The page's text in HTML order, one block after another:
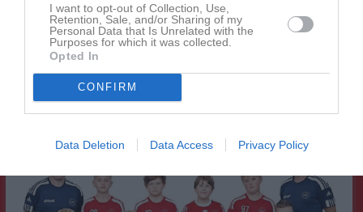
I want to opt-out of Collection, Use,
Retention, Sale, and/or Sharing of my
Personal Data that Is Unrelated with the
Purposes for which it was collected.
Opted In
CONFIRM
Data Deletion Data Access Privacy Policy
Logga in och ladda upp ert första klipp